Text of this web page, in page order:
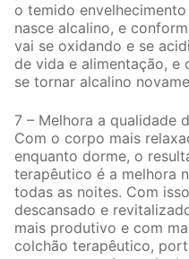
o temido
nasce alcalino, e
vai se oxidando e se
de vida e alimentação,
se tornar alcalino
7 – Melhora a qualidade
Com o corpo mais
enquanto dorme, o
terapêutico é a melhora
todas as noites. Com
descansado e
mais produtivo e com
colchão terapêutico,